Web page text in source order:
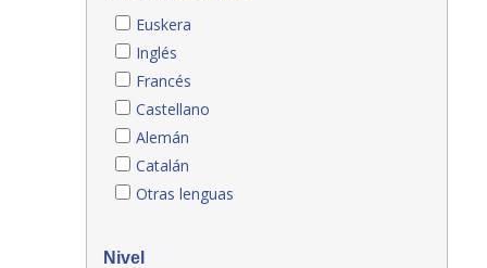
Euskera
Inglés
Francés
Castellano
Alemán
Catalán
Otras lenguas
Nivel